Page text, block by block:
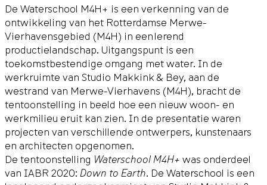
De Waterschool M4H+ is een verkenning van de
ontwikkeling van het Rotterdamse Merwe-
Vierhavensgebied (M4H) in een lerend
productielandschap. Uitgangspunt is een
toekomstbestendige omgang met water. In de
werkruimte van Studio Makkink & Bey, aan de
westrand van Merwe-Vierhavens (M4H), bracht de
tentoonstelling in beeld hoe een nieuw woon- en
werkmilieu eruit kan zien. In de presentatie waren
projecten van verschillende ontwerpers, kunstenaars
en architecten opgenomen.
De tentoonstelling Waterschool M4H+ was onderdeel
van IABR 2020:Down to Earth. De Waterschool is een